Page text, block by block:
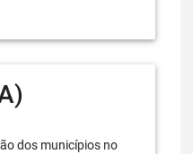
dos municípios no